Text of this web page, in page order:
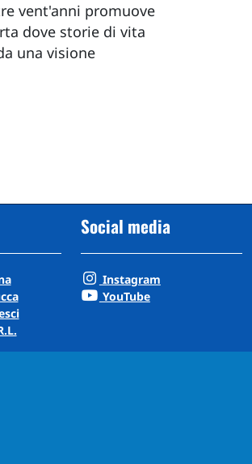
vent'anni promuove
dove storie di vita
una visione
Social media
Instagram
YouTube